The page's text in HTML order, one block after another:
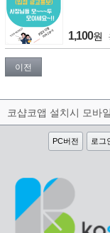
1,100원
이전
PC버전 로그